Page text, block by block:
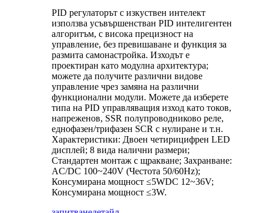
PID регулаторът с изкуствен интелект
използва усъвършенстван PID интелигентен
алгоритъм, с висока прецизност на
управление, без превишаване и функция за
размита самонастройка. Изходът е
проектиран като модулна архитектура;
можете да получите различни видове
управление чрез замяна на различни
функционални модули. Можете да изберете
типа на PID управляващия изход като токов,
напреженов, SSR полупроводниково реле,
еднофазен/трифазен SCR с нулиране и т.н.
Характеристики: Двоен четирицифрен LED
дисплей; 8 вида налични размери;
Стандартен монтаж с щракване; Захранване:
AC/DC 100~240V (Честота 50/60Hz);
Консумирана мощност ≤5WDC 12~36V;
Консумирана мощност ≤3W.